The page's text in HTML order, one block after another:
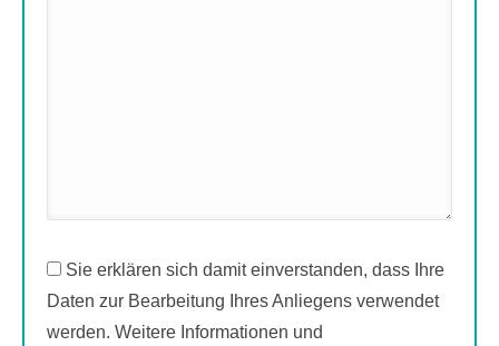
Sie erklären sich damit einverstanden, dass Ihre
Daten zur Bearbeitung Ihres Anliegens verwendet
werden. Weitere Informationen und